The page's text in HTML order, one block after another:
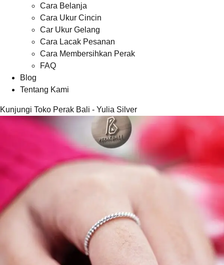
Cara Belanja
Cara Ukur Cincin
Car Ukur Gelang
Cara Lacak Pesanan
Cara Membersihkan Perak
FAQ
Blog
Tentang Kami
Kunjungi Toko Perak Bali - Yulia Silver